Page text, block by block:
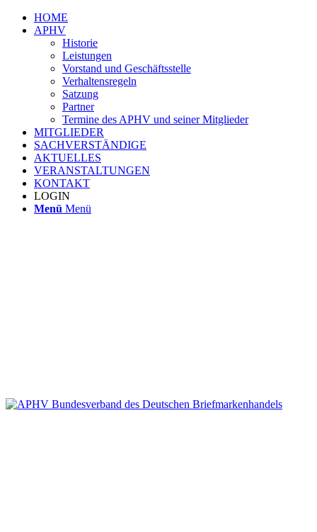
HOME
APHV
Historie
Leistungen
Vorstand und Geschäftsstelle
Verhaltensregeln
Satzung
Partner
Termine des APHV und seiner Mitglieder
MITGLIEDER
SACHVERSTÄNDIGE
AKTUELLES
VERANSTALTUNGEN
KONTAKT
LOGIN
Menü Menü